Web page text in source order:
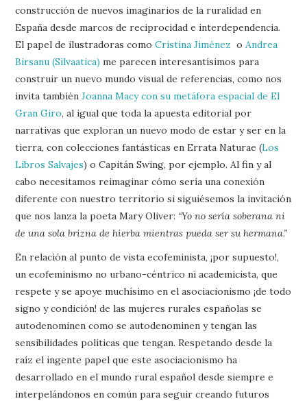
construcción de nuevos imaginarios de la ruralidad en
España desde marcos de reciprocidad e interdependencia.
El papel de ilustradoras comoCristina Jiménez oAndrea
Birsanu (Silvaatica) me parecen interesantísimos para
construir un nuevo mundo visual de referencias, como nos
invita tambiénJoanna Macy con su metáfora espacial de El
Gran Giro, al igual que toda la apuesta editorial por
narrativas que exploran un nuevo modo de estar y ser en la
tierra, con colecciones fantásticas en Errata Naturae (Los
Libros Salvajes) o Capitán Swing, por ejemplo. Al fin y al
cabo necesitamos reimaginar cómo sería una conexión
diferente con nuestro territorio si siguiésemos la invitación
que nos lanza la poeta Mary Oliver: “Yo no sería soberana ni
de una sola brizna de hierba mientras pueda ser su hermana.”
En relación al punto de vista ecofeminista, ¡por supuesto!,
un ecofeminismo no urbano-céntrico ni academicista, que
respete y se apoye muchísimo en el asociacionismo ¡de todo
signo y condición! de las mujeres rurales españolas se
autodenominen como se autodenominen y tengan las
sensibilidades políticas que tengan. Respetando desde la
raíz el ingente papel que este asociacionismo ha
desarrollado en el mundo rural español desde siempre e
interpelándonos en común para seguir creando futuros